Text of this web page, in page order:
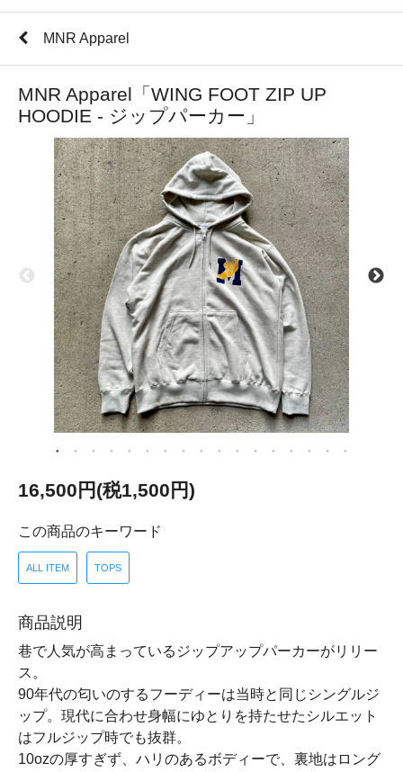
MNR Apparel
MNR Apparel「WING FOOT ZIP UP
HOODIE - ジップパーカー」
16,500円(税1,500円)
この商品のキーワード
ALL ITEM TOPS
商品説明
巷で人気が高まっているジップアップパーカーがリリー
ス。
90年代の匂いのするフーディーは当時と同じシングルジ
ップ。現代に合わせ身幅にゆとりを持たせたシルエット
はフルジップ時でも抜群。
10ozの厚すぎず、ハリのあるボディーで、裏地はロング